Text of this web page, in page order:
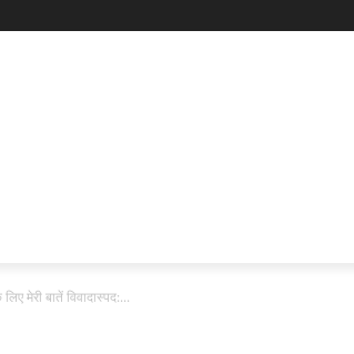
मेरी बातें विवादास्पद:...